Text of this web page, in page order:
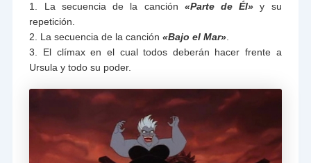
1. La secuencia de la canción «Parte de Él» y su
repetición.
2. La secuencia de la canción«Bajo el Mar»
3. El clímax en el cual todos deberán hacer frente a
Ursula y todo su poder.